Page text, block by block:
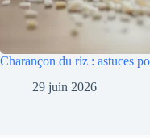
Charançon du riz : astuces
29 juin 2026